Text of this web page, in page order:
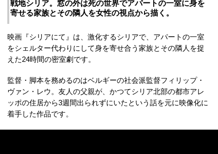
戦地シリア。窓の外は死の世界でアパートの一室に身を
寄せる家族とその隣人を女性の視点から描く。
映画『シリアにて』は、激化するシリアで、アパートの一室
をシェルター代わりにして身を寄せ合う家族とその隣人を捉
えた24時間の密室劇です。
監督・脚本を務めるのはベルギーの社会派監督フィリップ・
ヴァン・レウ。友人の父親が、かつてシリア北部の都市アレ
ッポの住居から3週間出られずにいたという話を元に映像化に
着手した作品です。